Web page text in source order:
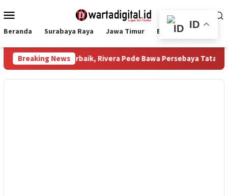
ke
Mobile
Beranda Surabaya Raya Jawa Timur Ekbis Nasional
Breaking News
Raih Pemain Terbaik, Rivera Pede Bawa Persebaya Tatap
ID